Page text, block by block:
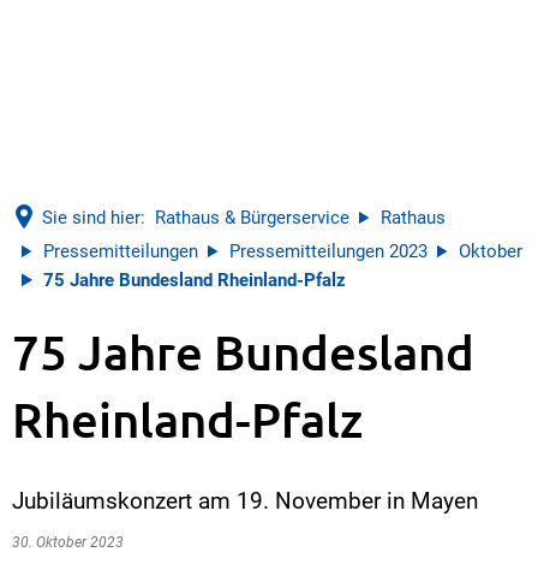
Sie sind hier: Rathaus & Bürgerservice
Rathaus
Pressemitteilungen
Pressemitteilungen 2023
Oktober
75 Jahre Bundesland Rheinland-Pfalz
75 Jahre Bundesland
Rheinland-Pfalz
Jubiläumskonzert am 19. November in Mayen
30. Oktober 2023